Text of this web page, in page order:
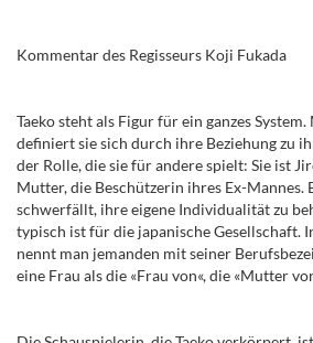
Kommentar des Regisseurs Koji Fukada
Taeko steht als Figur für ein ganzes
definiert sie sich durch ihre Beziehung zu
der Rolle, die sie für andere spielt: Sie ist
Mutter, die Beschützerin ihres Ex-Mannes.
schwerfällt, ihre eigene Individualität zu
typisch ist für die japanische Gesellschaft.
nennt man jemanden mit seiner
eine Frau als die «Frau von«, die «Mutter